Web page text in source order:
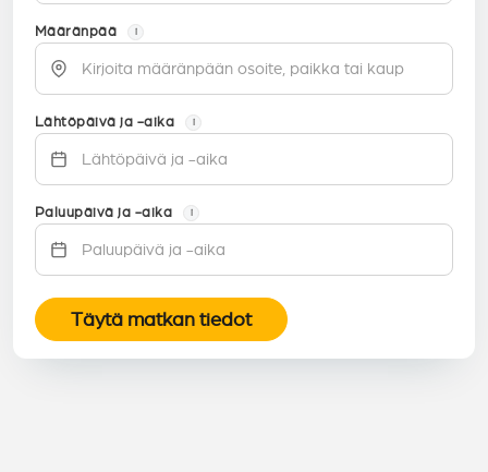
Määränpää i
Lähtöpäivä ja -aika i
Paluupäivä ja -aika i
Täytä matkan tiedot